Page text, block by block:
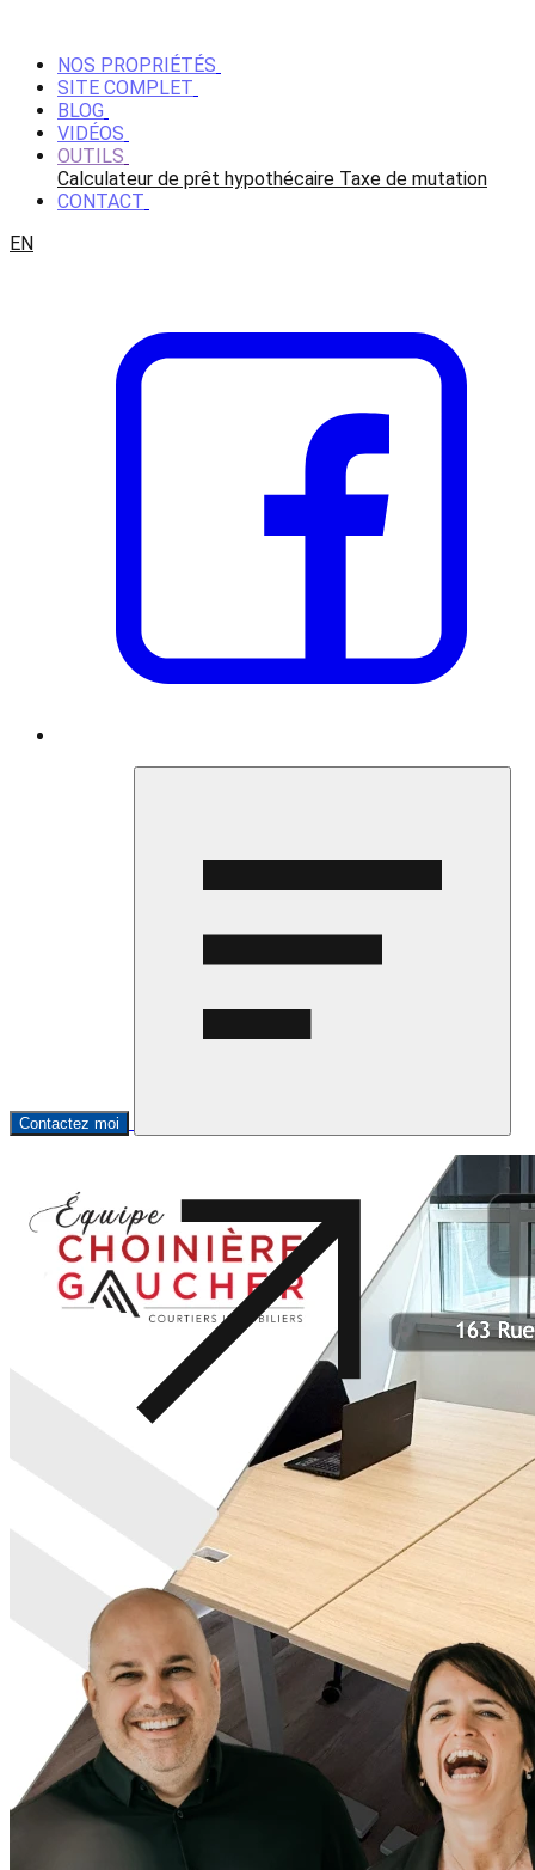
NOS PROPRIÉTÉS
SITE COMPLET
BLOG
VIDÉOS
OUTILS
Calculateur de prêt hypothécaire Taxe de mutation
CONTACT
EN
Contactez moi